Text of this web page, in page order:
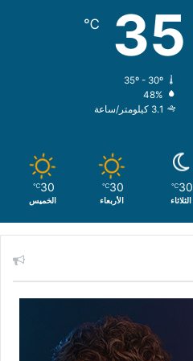
35
℃
35º - 30º
48%
3.1 كيلومتر/ساعة
30
℃
الثلاثاء
30
℃
الأربعاء
30
℃
الخميس